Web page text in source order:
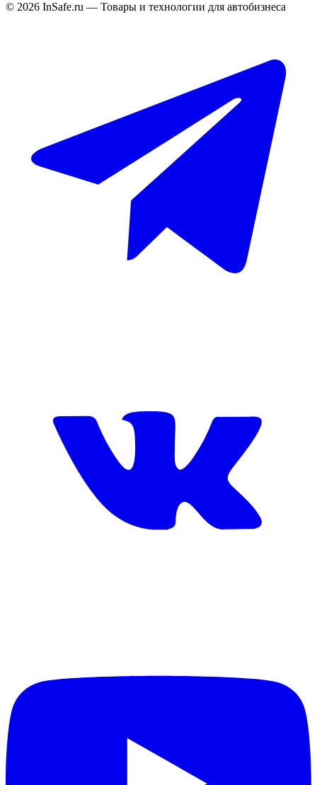
© 2026 InSafe.ru — Товары и технологии для автобизнеса